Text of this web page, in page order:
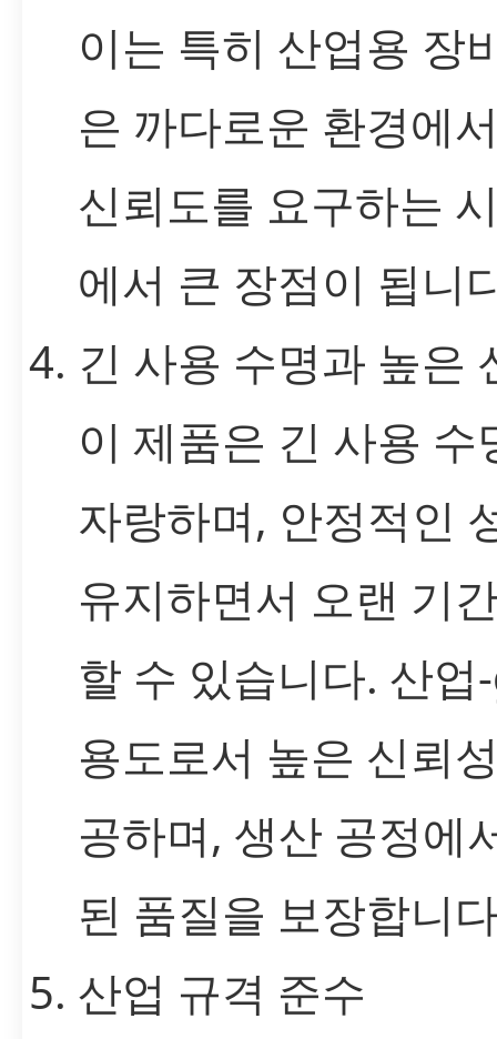
이는 특히 산업용 장
은 까다로운 환경에
신뢰도를 요구하는
에서 큰 장점이 됩니
긴 사용 수명과 높은
이 제품은 긴 사용 수
자랑하며, 안정적인
유지하면서 오랜 기
할 수 있습니다. 산
용도로서 높은 신뢰
공하며, 생산 공정에
된 품질을 보장합니
산업 규격 준수